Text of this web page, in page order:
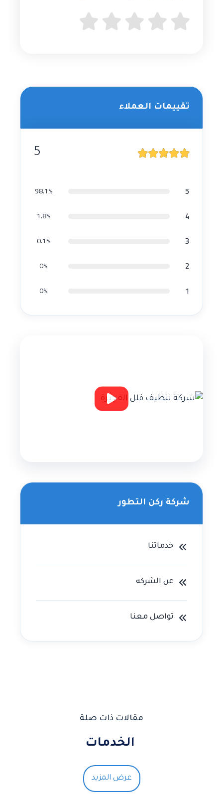
تقييمات العملاء
5
5
98.1%
4
1.8%
3
0.1%
2
0%
1
0%
شركة ركن التطور
خدماتنا
عن الشركه
تواصل معنا
مقالات ذات صلة
الخدمات
عرض المزيد